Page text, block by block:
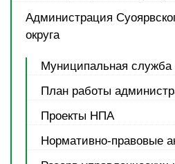
Администрация
округа
Муниципальная служба
План работы
Проекты НПА
Нормативно-правовые